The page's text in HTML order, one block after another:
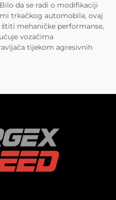
da se radi o modifikaciji
trkačkog automobila, ovaj
mehaničke performanse,
vozačima
tijekom agresivnih